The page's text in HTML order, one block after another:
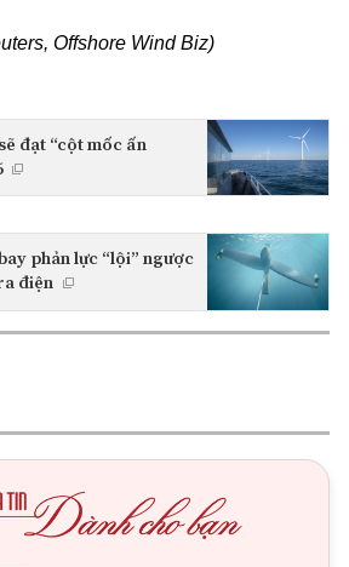
Offshore Wind Biz)
đạt “cột mốc ấn
phản lực “lội” ngược
điện